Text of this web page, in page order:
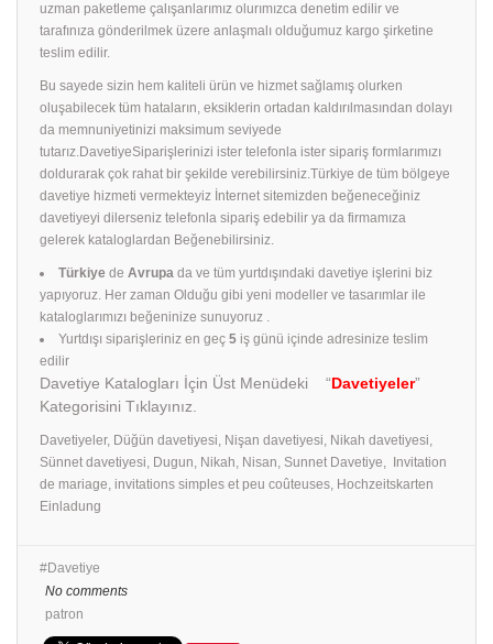
uzman paketleme çalışanlarımız olurımızca denetim edilir ve
tarafınıza gönderilmek üzere anlaşmalı olduğumuz kargo şirketine
teslim edilir.
Bu sayede sizin hem kaliteli ürün ve hizmet sağlamış olurken
oluşabilecek tüm hataların, eksiklerin ortadan kaldırılmasından dolayı
da memnuniyetinizi maksimum seviyede
tutarız.DavetiyeSiparişlerinizi ister telefonla ister sipariş formlarımızı
doldurarak çok rahat bir şekilde verebilirsiniz.Türkiye de tüm bölgeye
davetiye hizmeti vermekteyiz İnternet sitemizden beğeneceğiniz
davetiyeyi dilerseniz telefonla sipariş edebilir ya da firmamıza
gelerek kataloglardan Beğenebilirsiniz.
Türkiye de Avrupa da ve tüm yurtdışındaki davetiye işlerini biz
yapıyoruz. Her zaman Olduğu gibi yeni modeller ve tasarımlar ile
kataloglarımızı beğeninize sunuyoruz .
Yurtdışı siparişleriniz en geç 5 iş günü içinde adresinize teslim
edilir
Davetiye Katalogları İçin Üst Menüdeki “Davetiyeler”
Kategorisini Tıklayınız.
Davetiyeler, Düğün davetiyesi, Nişan davetiyesi, Nikah davetiyesi,
Sünnet davetiyesi, Dugun, Nikah, Nisan, Sunnet Davetiye, Invitation
de mariage, invitations simples et peu coûteuses, Hochzeitskarten
Einladung
Davetiye
No comments
patron